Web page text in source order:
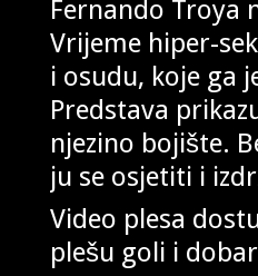
Fernando Troya
Vrijeme hiper-
i osudu, koje ga
Predstava
njezino bojište.
ju se osjetiti i
Video plesa
plešu goli i